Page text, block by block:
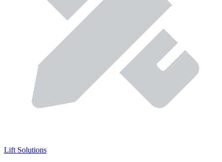
Lift Solutions